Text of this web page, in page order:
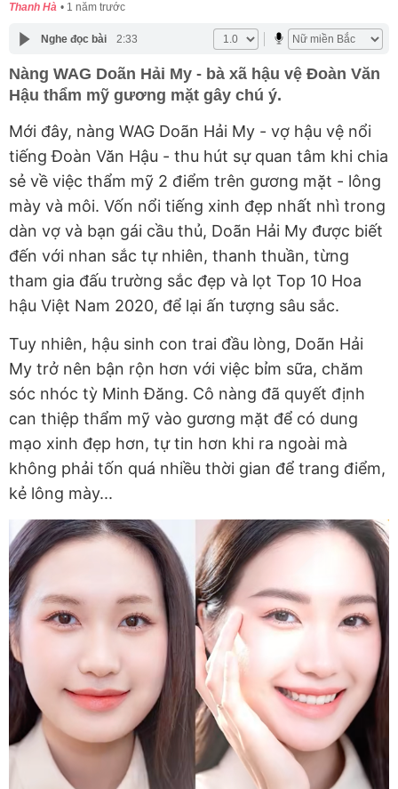
Thanh Hà 1 năm trước
Nghe đọc bài 2:33
Nàng WAG Doãn Hải My - bà xã hậu vệ Đoàn Văn
Hậu thẩm mỹ gương mặt gây chú ý.
Mới đây, nàng WAG Doãn Hải My - vợ hậu vệ nổi
tiếng Đoàn Văn Hậu - thu hút sự quan tâm khi chia
sẻ về việc thẩm mỹ 2 điểm trên gương mặt - lông
mày và môi. Vốn nổi tiếng xinh đẹp nhất nhì trong
dàn vợ và bạn gái cầu thủ, Doãn Hải My được biết
đến với nhan sắc tự nhiên, thanh thuần, từng
tham gia đấu trường sắc đẹp và lọt Top 10 Hoa
hậu Việt Nam 2020, để lại ấn tượng sâu sắc.
Tuy nhiên, hậu sinh con trai đầu lòng, Doãn Hải
My trở nên bận rộn hơn với việc bỉm sữa, chăm
sóc nhóc tỳ Minh Đăng. Cô nàng đã quyết định
can thiệp thẩm mỹ vào gương mặt để có dung
mạo xinh đẹp hơn, tự tin hơn khi ra ngoài mà
không phải tốn quá nhiều thời gian để trang điểm,
kẻ lông mày...